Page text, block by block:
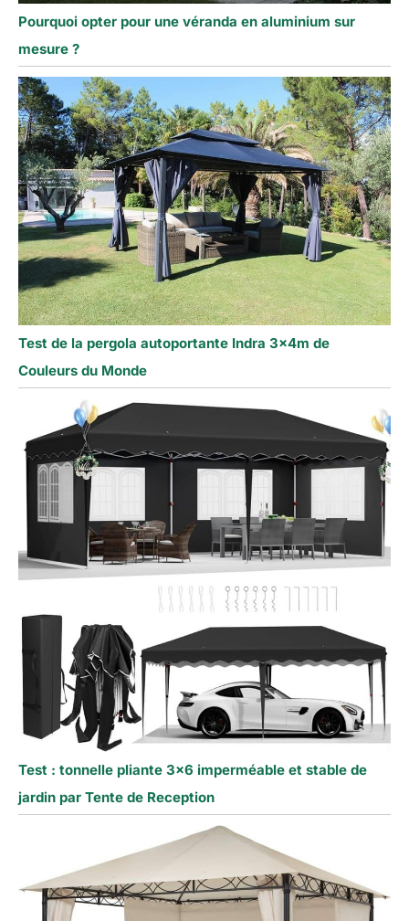
Pourquoi opter pour une véranda en aluminium sur
mesure ?
Test de la pergola autoportante Indra 3x4m de
Couleurs du Monde
Test : tonnelle pliante 3×6 imperméable et stable de
jardin par Tente de Reception